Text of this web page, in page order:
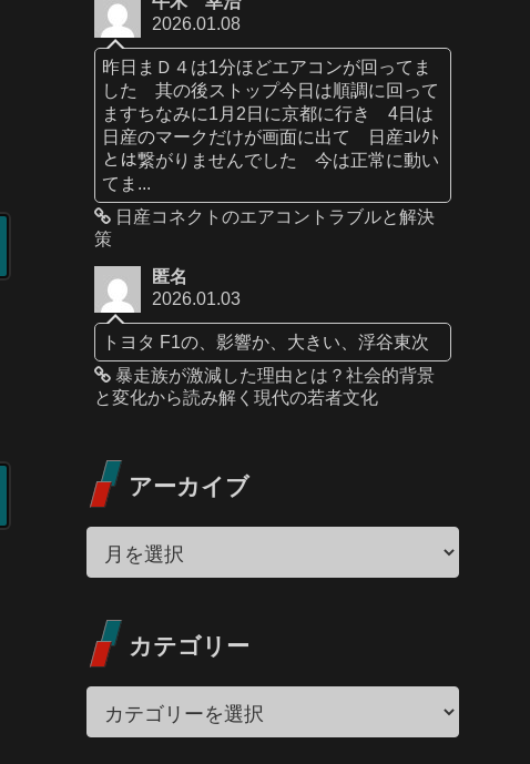
2026.01.08
昨日まＤ４は1分ほどエアコンが回ってま
した 其の後ストップ今日は順調に回って
ますちなみに1月2日に京都に行き 4日は
日産のマークだけが画面に出て 日産ｺﾚｸﾄ
とは繋がりませんでした 今は正常に動い
てま...
日産コネクトのエアコントラブルと解決
策
匿名
2026.01.03
トヨタ F1の、影響か、大きい、浮谷東次
暴走族が激減した理由とは？社会的背景
と変化から読み解く現代の若者文化
アーカイブ
カテゴリー